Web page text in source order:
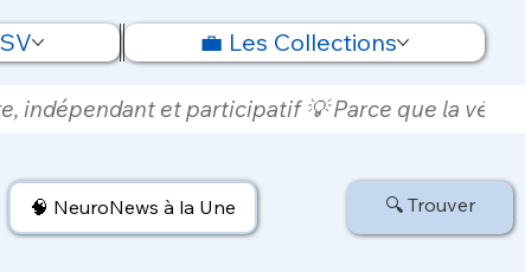
💼 Les Collections
indépendant et participatif 💡 Parce que la
🧠 NeuroNews à la Une 🔍 Trouver